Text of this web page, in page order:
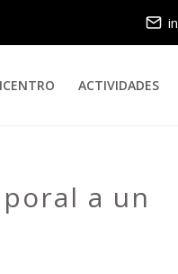
ACTIVIDADES
a un